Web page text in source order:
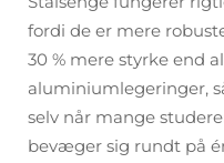
fordi de er mere
30 % mere styrke end
aluminiumlegeringer,
selv når mange
bevæger sig rundt på